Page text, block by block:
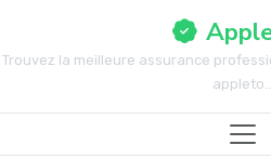
Trouvez la meilleure assurance